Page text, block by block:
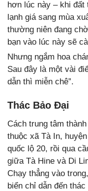
hơn lúc này – khi đất
lạnh giá sang mùa
thường niên đang
bạn vào lúc này sẽ
Nhưng ngắm hoa
Sau đây là một vài
dẫn thì miễn chê”.
Thác Bảo Đại
Cách trung tâm
thuộc xã Tà In,
quốc lộ 20, rồi qua
giữa Tà Hine và Di
Chạy thẳng vào
biển chỉ dẫn đến